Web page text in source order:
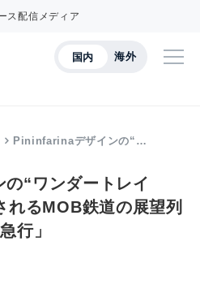
ス配信メディア
国内 海外
Pininfarinaデザインの“…
“ワンダートレイ
れるMOB鉄道の展望列
行」